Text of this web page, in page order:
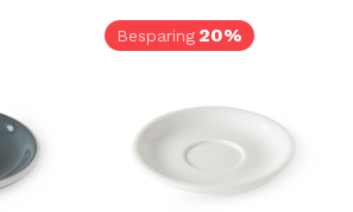
Besparing 20%